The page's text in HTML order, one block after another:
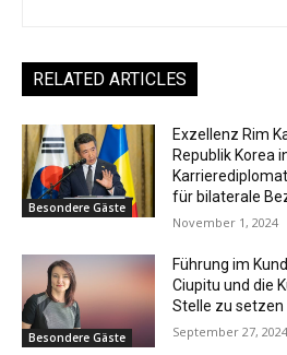
RELATED ARTICLES
Besondere Gäste
Exzellenz Rim
Republik Korea
für bilaterale
November 1, 2024
Besondere Gäste
Führung im
Ciupitu und die
Stelle zu setzen
September 27, 2024